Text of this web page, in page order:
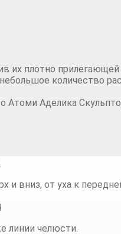
их плотно прилегающей
количество
Аделика
и вниз, от уха к
линии челюсти.